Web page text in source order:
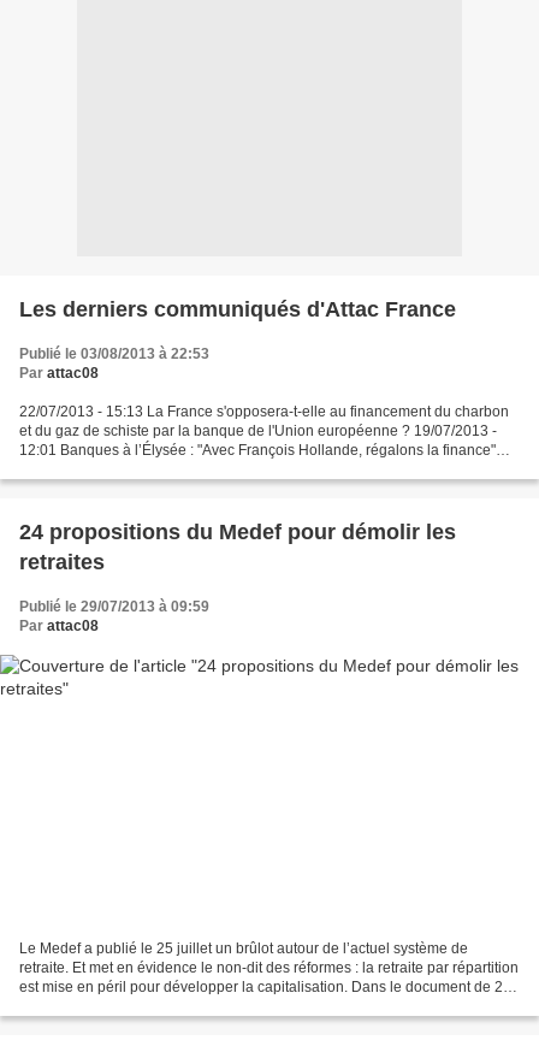
Les derniers communiqués d'Attac France
Publié le 03/08/2013 à 22:53
Par attac08
22/07/2013 - 15:13 La France s'opposera-t-elle au financement du charbon
et du gaz de schiste par la banque de l'Union européenne ? 19/07/2013 -
12:01 Banques à l’Élysée : "Avec François Hollande, régalons la finance"
24 propositions du Medef pour démolir les
retraites
Publié le 29/07/2013 à 09:59
Par attac08
Le Medef a publié le 25 juillet un brûlot autour de l’actuel système de
retraite. Et met en évidence le non-dit des réformes : la retraite par répartition
est mise en péril pour développer la capitalisation. Dans le document de 28